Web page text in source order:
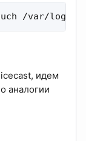
/var/log/
идем
аналогии